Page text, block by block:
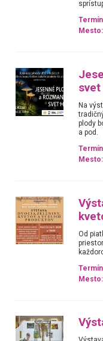
Mesto:
svet
Na
plody
a pod.
Mesto:
Od
Mesto: